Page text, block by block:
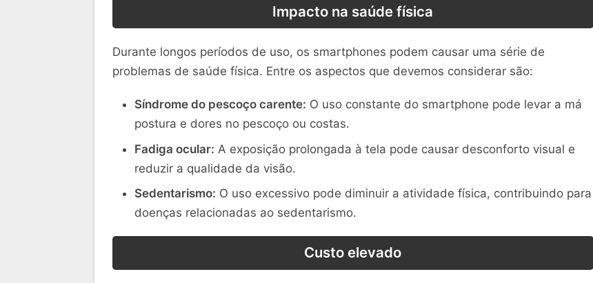
Impacto na saúde física
Durante longos períodos de uso, os smartphones podem causar uma série de
problemas de saúde física. Entre os aspectos que devemos considerar são:
Síndrome do pescoço carente: O uso constante do smartphone pode levar a má
postura e dores no pescoço ou costas.
Fadiga ocular: A exposição prolongada à tela pode causar desconforto visual e
reduzir a qualidade da visão.
Sedentarismo: O uso excessivo pode diminuir a atividade física, contribuindo para
doenças relacionadas ao sedentarismo.
Custo elevado